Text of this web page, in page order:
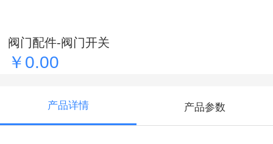
阀门配件-阀门开关
￥0.00
产品详情 产品参数